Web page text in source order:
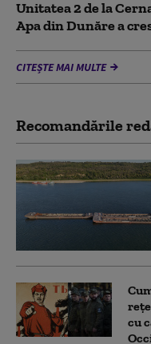
Unitatea 2 de la
Apa din Dunăre a
CITEȘTE MAI MULTE
Recomandările
cu